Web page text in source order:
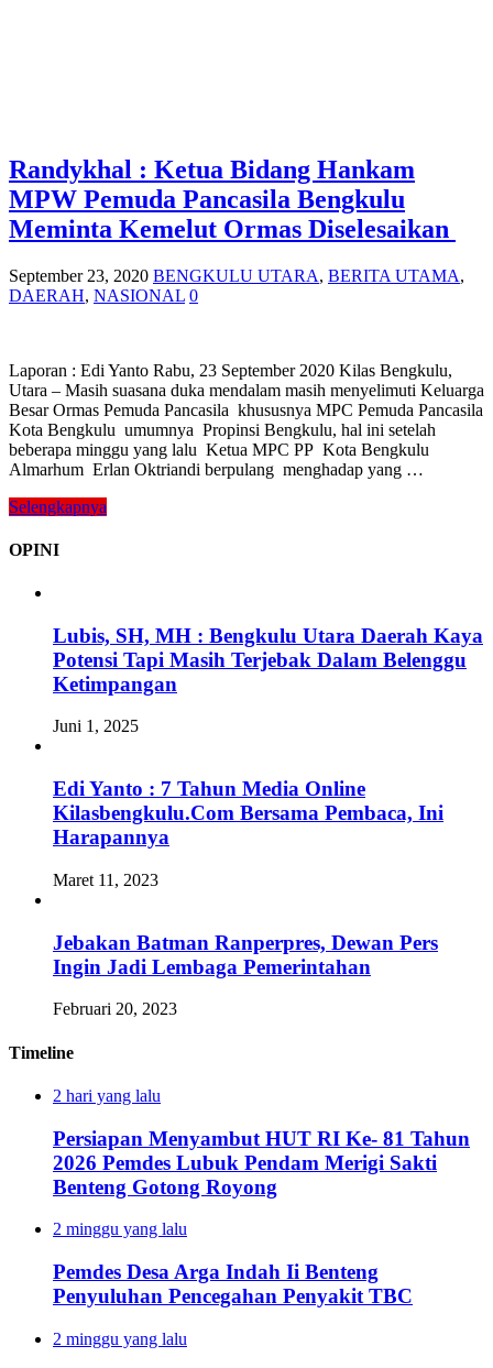
Randykhal : Ketua Bidang Hankam
MPW Pemuda Pancasila Bengkulu
Meminta Kemelut Ormas Diselesaikan
September 23, 2020 BENGKULU UTARA, BERITA UTAMA,
DAERAH, NASIONAL 0
Laporan : Edi Yanto Rabu, 23 September 2020 Kilas Bengkulu,
Utara – Masih suasana duka mendalam masih menyelimuti Keluarga
Besar Ormas Pemuda Pancasila khususnya MPC Pemuda Pancasila
Kota Bengkulu umumnya Propinsi Bengkulu, hal ini setelah
beberapa minggu yang lalu Ketua MPC PP Kota Bengkulu
Almarhum Erlan Oktriandi berpulang menghadap yang …
Selengkapnya
OPINI
Lubis, SH, MH : Bengkulu Utara Daerah Kaya
Potensi Tapi Masih Terjebak Dalam Belenggu
Ketimpangan
Juni 1, 2025
Edi Yanto : 7 Tahun Media Online
Kilasbengkulu.Com Bersama Pembaca, Ini
Harapannya
Maret 11, 2023
Jebakan Batman Ranperpres, Dewan Pers
Ingin Jadi Lembaga Pemerintahan
Februari 20, 2023
Timeline
2 hari yang lalu
Persiapan Menyambut HUT RI Ke- 81 Tahun
2026 Pemdes Lubuk Pendam Merigi Sakti
Benteng Gotong Royong
2 minggu yang lalu
Pemdes Desa Arga Indah Ii Benteng
Penyuluhan Pencegahan Penyakit TBC
2 minggu yang lalu